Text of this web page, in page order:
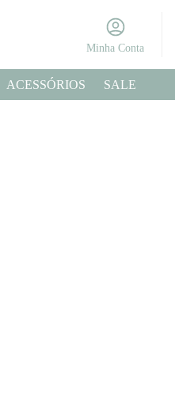
Minha Conta
ACESSÓRIOS SALE